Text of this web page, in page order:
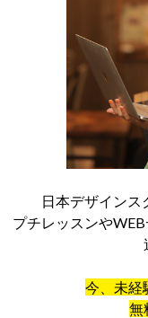
日本デザインス
プチレッスンや
今、未経
無